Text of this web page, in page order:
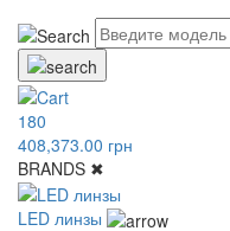
180
408,373.00 грн
BRANDS ✖
LED линзы